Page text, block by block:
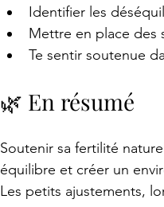
Identifier les
Mettre en place des
Te sentir soutenue
🌿 En résumé
Soutenir sa fertilité
équilibre et créer un
Les petits ajustements,